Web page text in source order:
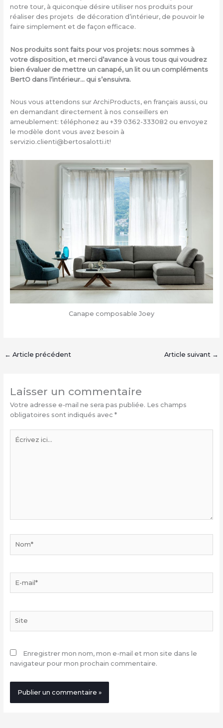
notre tour, à quiconque désire utiliser nos produits pour
réaliser des projets de décoration d’intérieur, de pouvoir le
faire simplement et de façon efficace.
Nos produits sont faits pour vos projets: nous sommes à
votre disposition, et merci d’avance à vous tous qui voudrez
bien évaluer de mettre un canapé, un lit ou un compléments
BertO dans l’intérieur… qui s’ensuivra.
Nous vous attendons sur ArchiProducts, en français aussi, ou
en demandant directement à nos conseillers en
ameublement: téléphonez au +39 0362-333082 ou envoyez
le modèle dont vous avez besoin à
servizio.clienti@bertosalotti.it!
Canape composable Joey
← Article précédent Article suivant →
Laisser un commentaire
Votre adresse e-mail ne sera pas publiée. Les champs
obligatoires sont indiqués avec *
ici…
mail*
Enregistrer mon nom, mon e-mail et mon site dans le
navigateur pour mon prochain commentaire.